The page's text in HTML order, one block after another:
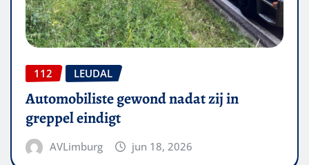
112 LEUDAL
Automobiliste gewond nadat zij in
greppel eindigt
AVLimburg jun 18, 2026